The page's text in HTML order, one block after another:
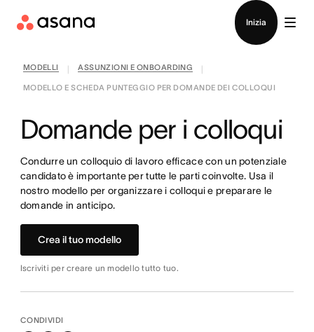
Inizia
MODELLI ASSUNZIONI E ONBOARDING
MODELLO E SCHEDA PUNTEGGIO PER DOMANDE DEI COLLOQUI
Domande per i colloqui
Condurre un colloquio di lavoro efficace con un potenziale
candidato è importante per tutte le parti coinvolte. Usa il
nostro modello per organizzare i colloqui e preparare le
domande in anticipo.
Crea il tuo modello
Iscriviti per creare un modello tutto tuo.
CONDIVIDI